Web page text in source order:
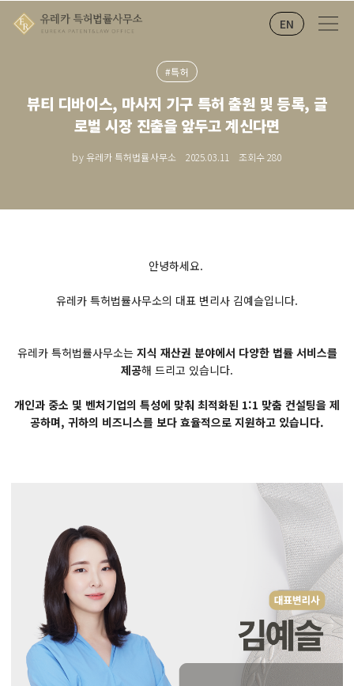
EN
#특허
뷰티 디바이스, 마사지 기구 특허 출원 및 등록, 글
로벌 시장 진출을 앞두고 계신다면
by 유레카 특허법률사무소 2025.03.11 조회수280
안녕하세요.
유레카 특허법률사무소의 대표 변리사 김예슬입니다.
유레카 특허법률사무소는 지식 재산권 분야에서 다양한 법률 서비스를
제공해 드리고 있습니다.
개인과 중소 및 벤처기업의 특성에 맞춰 최적화된 1:1 맞춤 컨설팅을 제
공하며, 귀하의 비즈니스를 보다 효율적으로 지원하고 있습니다.